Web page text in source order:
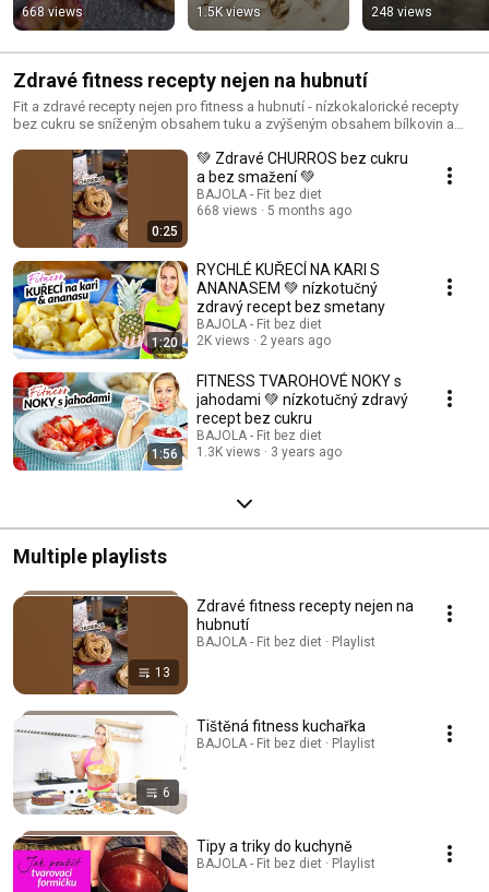
668 views 1.5K views
www.bajolafit.cz
Teď s dopravou
zdarma
248 views
Zdravé fitness recepty nejen na hubnutí
Fit a zdravé recepty nejen pro fitness a hubnutí - nízkokalorické recepty
bez cukru se sníženým obsahem tuku a zvýšeným obsahem bílkovin a
0:25
💚 Zdravé CHURROS bez cukru
a bez smažení 💚
BAJOLA - Fit bez diet
668 views
5 months ago
1:20
RYCHLÉ KUŘECÍ NA KARI S
ANANASEM 💚 nízkotučný
zdravý recept bez smetany
BAJOLA - Fit bez diet
2K views
2 years ago
1:56
FITNESS TVAROHOVÉ NOKY s
jahodami 💚 nízkotučný zdravý
recept bez cukru
BAJOLA - Fit bez diet
1.3K views
3 years ago
Multiple playlists
13
Zdravé fitness recepty nejen na
hubnutí
BAJOLA - Fit bez diet · Playlist
6
Tištěná fitness kuchařka
BAJOLA - Fit bez diet · Playlist
Tipy a triky do kuchyně
BAJOLA - Fit bez diet · Playlist